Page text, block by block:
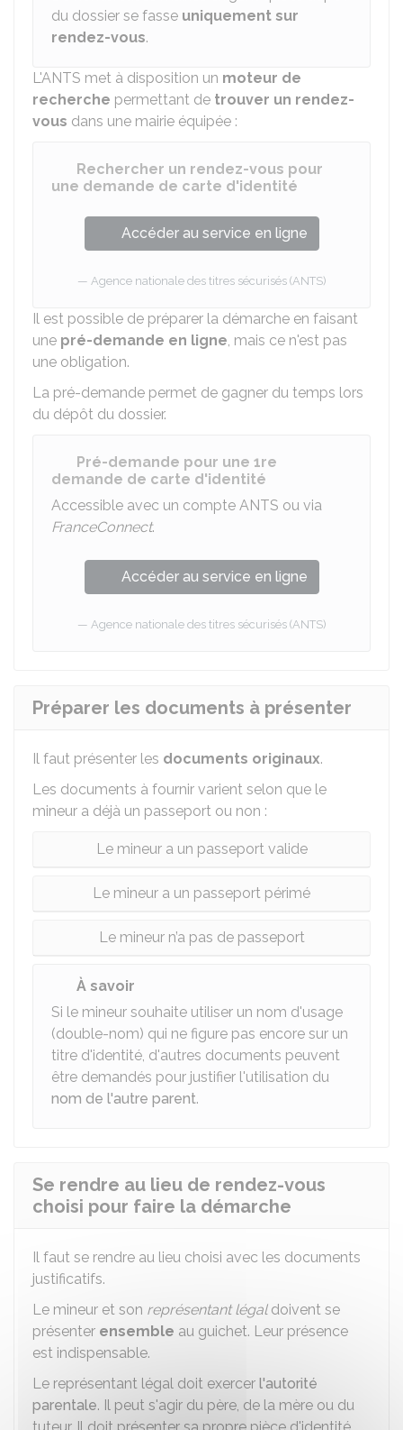
du dossier se fasse uniquement sur
rendez-vous.
L'ANTS met à disposition un moteur de
recherche permettant de trouver un rendez-
vous dans une mairie équipée :
Rechercher un rendez-vous pour
une demande de carte d'identité
Accéder au service en ligne
Agence nationale des titres sécurisés (ANTS)
Il est possible de préparer la démarche en faisant
une pré-demande en ligne, mais ce n'est pas
une obligation.
La pré-demande permet de gagner du temps lors
du dépôt du dossier.
Pré-demande pour une 1re
demande de carte d'identité
Accessible avec un compte ANTS ou via
FranceConnect.
Accéder au service en ligne
Agence nationale des titres sécurisés (ANTS)
Préparer les documents à présenter
Il faut présenter les documents originaux.
Les documents à fournir varient selon que le
mineur a déjà un passeport ou non :
Le mineur a un passeport valide
Le mineur a un passeport périmé
Le mineur n’a pas de passeport
À savoir
Si le mineur souhaite utiliser un nom d'usage
(double-nom) qui ne figure pas encore sur un
titre d'identité, d'autres documents peuvent
être demandés pour justifier l'utilisation du
nom de l'autre parent.
Se rendre au lieu de rendez-vous
choisi pour faire la démarche
Il faut se rendre au lieu choisi avec les documents
justificatifs.
Le mineur et son représentant légaldoivent se
présenter ensemble au guichet. Leur présence
est indispensable.
Le représentant légal doit exercer l'autorité
parentale. Il peut s'agir du père, de la mère ou du